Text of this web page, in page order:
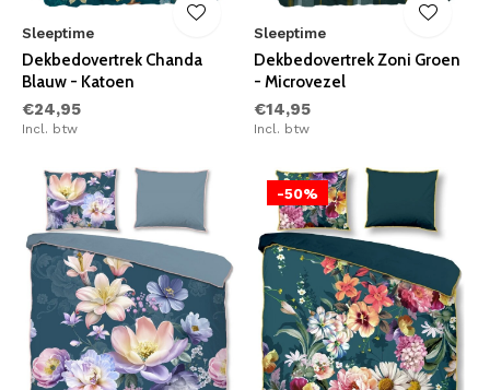
Sleeptime
Dekbedovertrek Chanda
Blauw - Katoen
€24,95
Incl. btw
Sleeptime
Dekbedovertrek Zoni Groen
- Microvezel
€14,95
Incl. btw
-50%